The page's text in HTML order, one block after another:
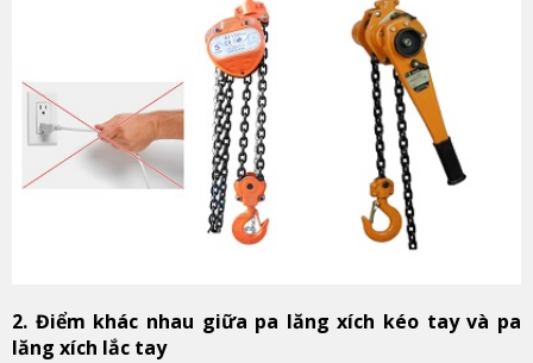
2. Điểm khác nhau giữa pa lăng xích kéo tay và pa
lăng xích lắc tay